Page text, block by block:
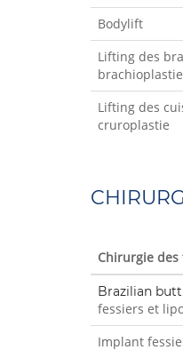
Bodylift
Lifting des
brachioplastie
Lifting des
cruroplastie
Chirurgie des
Brazilian
fessiers et
Implant